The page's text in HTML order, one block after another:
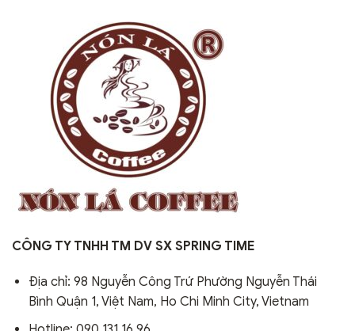
CÔNG TY TNHH TM DV SX SPRING TIME
Địa chỉ: 98 Nguyễn Công Trứ Phường Nguyễn Thái
Bình Quận 1, Việt Nam, Ho Chi Minh City, Vietnam